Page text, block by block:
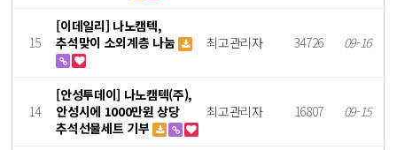
15
[이데일리] 나노캠텍,
추석맞이 소외계층 나눔
최고관리자 34726 09-16
14
[안성투데이] 나노캠텍(주),
안성시에 1000만원 상당
추석선물세트 기부
최고관리자 16807 09-15